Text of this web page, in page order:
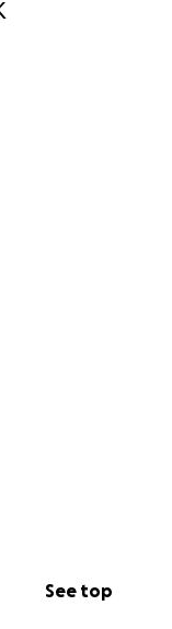
See top
zu halten.
schau